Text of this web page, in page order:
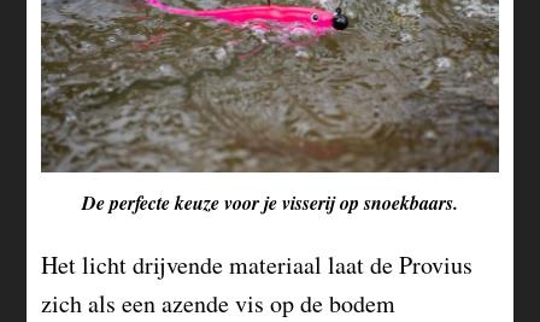
De perfecte keuze voor je visserij op snoekbaars.
Het licht drijvende materiaal laat de Provius
zich als een azende vis op de bodem